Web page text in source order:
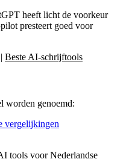
heeft licht de voorkeur
presteert goed voor
Beste AI-schrijftools
worden genoemd:
tools voor Nederlandse